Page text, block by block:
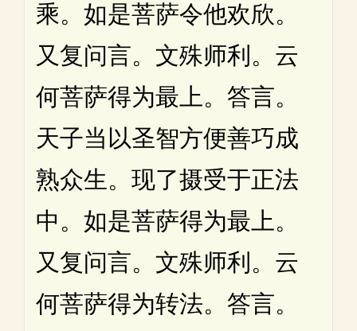
乘。如是菩萨令他欢欣。
又复问言。文殊师利。云
何菩萨得为最上。答言。
天子当以圣智方便善巧成
熟众生。现了摄受于正法
中。如是菩萨得为最上。
又复问言。文殊师利。云
何菩萨得为转法。答言。